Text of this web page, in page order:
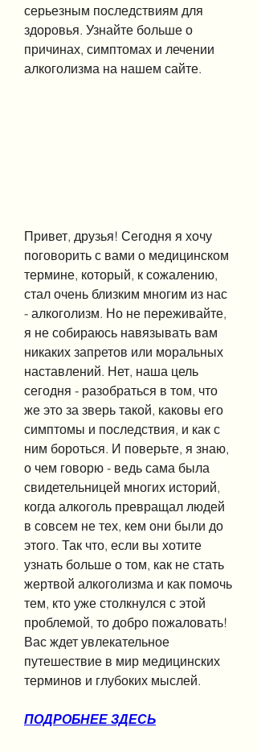
серьезным последствиям для
здоровья. Узнайте больше о
причинах, симптомах и лечении
алкоголизма на нашем сайте.
Привет, друзья! Сегодня я хочу
поговорить с вами о медицинском
термине, который, к сожалению,
стал очень близким многим из нас
- алкоголизм. Но не переживайте,
я не собираюсь навязывать вам
никаких запретов или моральных
наставлений. Нет, наша цель
сегодня - разобраться в том, что
же это за зверь такой, каковы его
симптомы и последствия, и как с
ним бороться. И поверьте, я знаю,
о чем говорю - ведь сама была
свидетельницей многих историй,
когда алкоголь превращал людей
в совсем не тех, кем они были до
этого. Так что, если вы хотите
узнать больше о том, как не стать
жертвой алкоголизма и как помочь
тем, кто уже столкнулся с этой
проблемой, то добро пожаловать!
Вас ждет увлекательное
путешествие в мир медицинских
терминов и глубоких мыслей.
ПОДРОБНЕЕ ЗДЕСЬ